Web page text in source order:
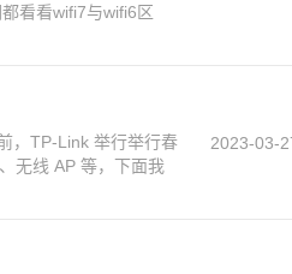
看看wifi7与wifi6区
，TP-Link 举行举行春
无线 AP 等，下面我
2023-03-